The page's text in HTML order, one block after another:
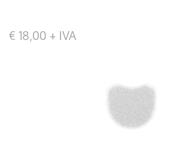
€ 18,00 + IVA